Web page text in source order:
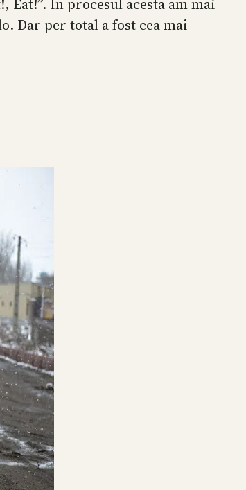
Eat!”. In procesul acesta am mai
Dar per total a fost cea mai